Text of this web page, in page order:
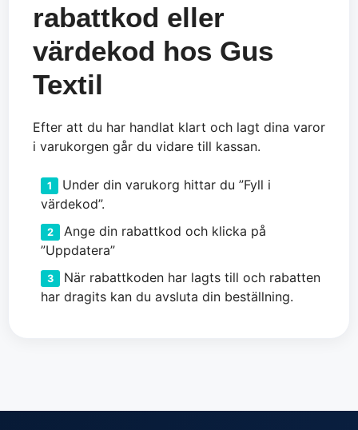
rabattkod eller
värdekod hos Gus
Textil
Efter att du har handlat klart och lagt dina varor
i varukorgen går du vidare till kassan.
Under din varukorg hittar du ”Fyll i
värdekod”.
Ange din rabattkod och klicka på
”Uppdatera”
När rabattkoden har lagts till och rabatten
har dragits kan du avsluta din beställning.